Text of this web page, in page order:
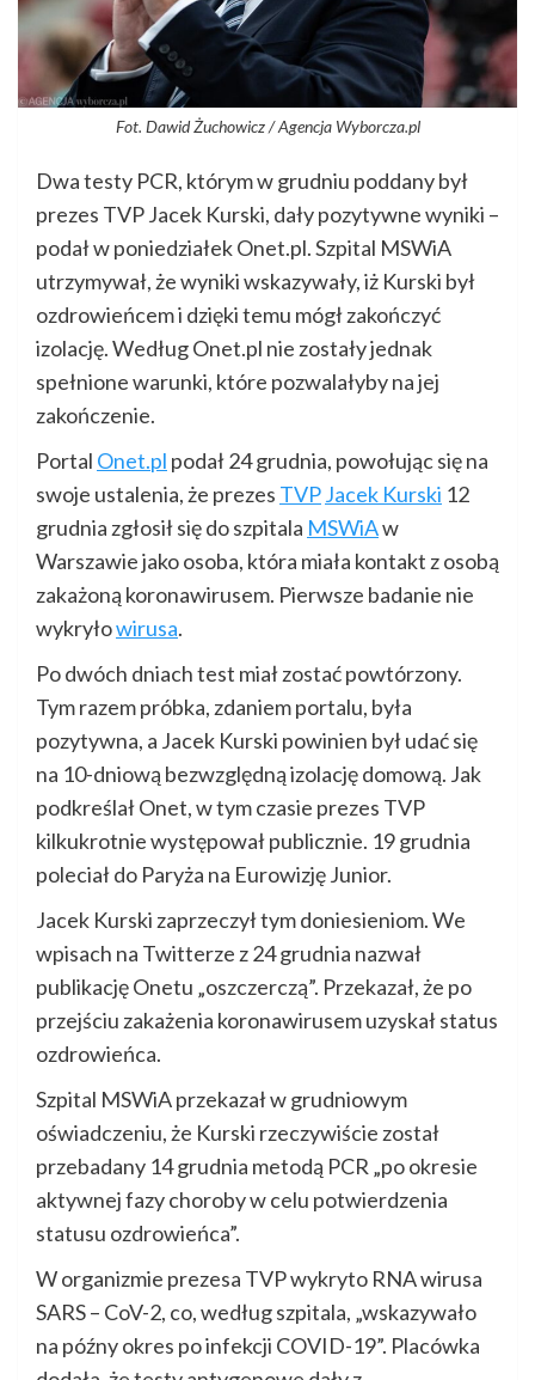
Fot. Dawid Żuchowicz / Agencja Wyborcza.pl
Dwa testy PCR, którym w grudniu poddany był
prezes TVP Jacek Kurski, dały pozytywne wyniki –
podał w poniedziałek Onet.pl. Szpital MSWiA
utrzymywał, że wyniki wskazywały, iż Kurski był
ozdrowieńcem i dzięki temu mógł zakończyć
izolację. Według Onet.pl nie zostały jednak
spełnione warunki, które pozwalałyby na jej
zakończenie.
Portal Onet.pl podał 24 grudnia, powołując się na
swoje ustalenia, że prezes TVPJacek Kurski 12
grudnia zgłosił się do szpitala MSWiAw
Warszawie jako osoba, która miała kontakt z osobą
zakażoną koronawirusem. Pierwsze badanie nie
wykryłowirusa.
Po dwóch dniach test miał zostać powtórzony.
Tym razem próbka, zdaniem portalu, była
pozytywna, a Jacek Kurski powinien był udać się
na 10-dniową bezwzględną izolację domową. Jak
podkreślał Onet, w tym czasie prezes TVP
kilkukrotnie występował publicznie. 19 grudnia
poleciał do Paryża na Eurowizję Junior.
Jacek Kurski zaprzeczył tym doniesieniom. We
wpisach na Twitterze z 24 grudnia nazwał
publikację Onetu „oszczerczą”. Przekazał, że po
przejściu zakażenia koronawirusem uzyskał status
ozdrowieńca.
Szpital MSWiA przekazał w grudniowym
oświadczeniu, że Kurski rzeczywiście został
przebadany 14 grudnia metodą PCR „po okresie
aktywnej fazy choroby w celu potwierdzenia
statusu ozdrowieńca”.
W organizmie prezesa TVP wykryto RNA wirusa
SARS – CoV-2, co, według szpitala, „wskazywało
na późny okres po infekcji COVID-19”. Placówka